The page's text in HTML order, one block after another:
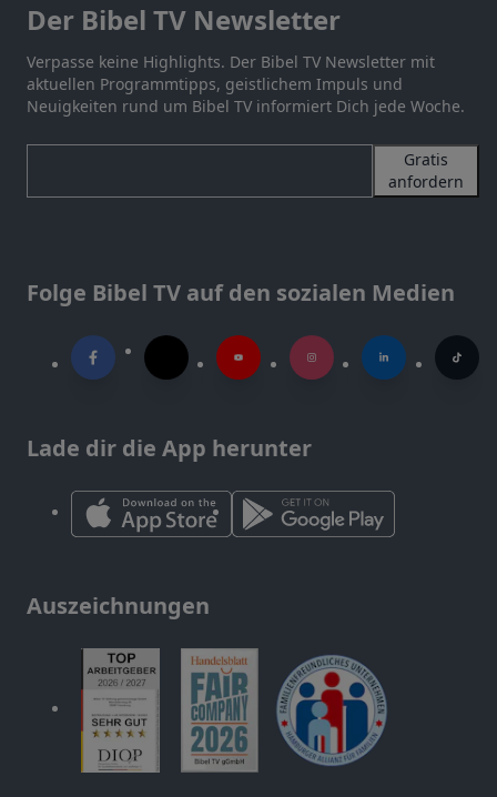
Der Bibel TV Newsletter
Verpasse keine Highlights. Der Bibel TV Newsletter mit
aktuellen Programmtipps, geistlichem Impuls und
Neuigkeiten rund um Bibel TV informiert Dich jede Woche.
Gratis
anfordern
Folge Bibel TV auf den sozialen Medien
Lade dir die App herunter
Auszeichnungen